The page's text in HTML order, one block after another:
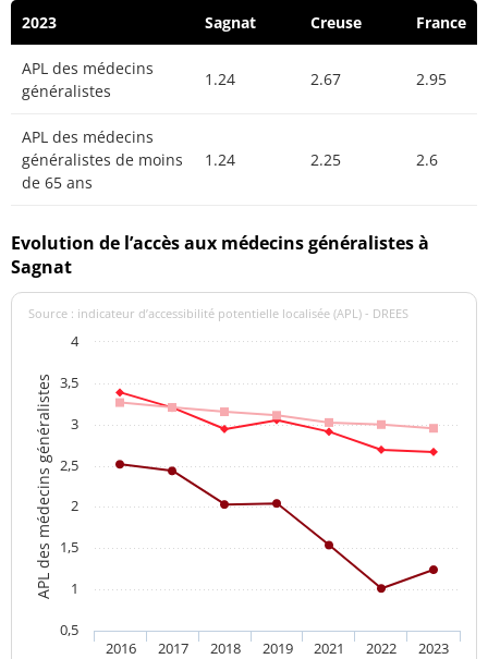
2023 Sagnat Creuse France
APL des médecins
généralistes
1.24 2.67 2.95
APL des médecins
généralistes de moins
de 65 ans
1.24 2.25 2.6
Evolution de l’accès aux médecins généralistes à
Sagnat
APL des médecins généralistes
Source : indicateur d’accessibilité potentielle localisée (APL) - DREES
2016 2017 2018 2019 2021 2022 2023
0,5
1
1,5
2
2,5
3
3,5
4